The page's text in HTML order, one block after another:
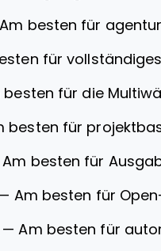
Am besten für
für
besten für die
besten für
Am besten für
Am besten für
—Am besten für